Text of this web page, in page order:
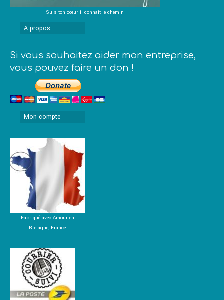
Suis ton cœur il connait le chemin
A propos
Si vous souhaitez aider mon entreprise,
vous pouvez faire un don !
Mon compte
Fabriqué avec Amour en
Bretagne, France